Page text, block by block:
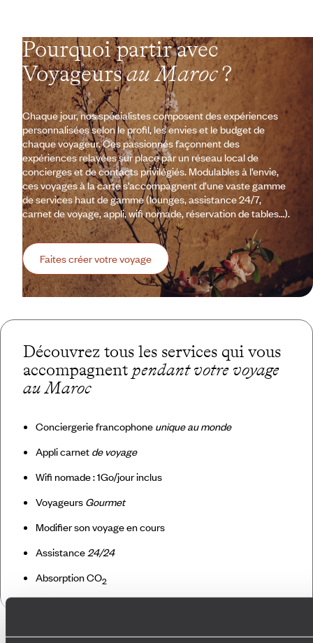
Pourquoi partir avec
Voyageursau Maroc?
Chaque jour, nos spécialistes composent des expériences
personnalisées selon le profil, les envies et le budget de
chaque voyageur. Ces passionnés façonnent des
expériences relayées sur place par un réseau local de
concierges et de contacts privilégiés. Modulables à l’envie,
ces voyages à la carte s’accompagnent d’une vaste gamme
de services haut de gamme (lounges, assistance 24/7,
carnet de voyage, appli, wifi nomade, réservation de tables…).
Faites créer votre voyage
Découvrez tous les services qui vous
accompagnent pendant votre voyage
au Maroc
Conciergerie francophone unique au monde
Appli carnet de voyage
Wifi nomade : 1Go/jour inclus
Voyageurs Gourmet
Modifier son voyage en cours
Assistance 24/24
Absorption CO2